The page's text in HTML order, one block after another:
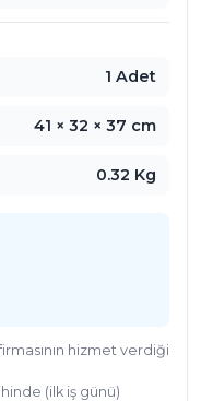
1 Adet
41 × 32 × 37 cm
0.32 Kg
hizmet verdiği
(ilk iş günü)